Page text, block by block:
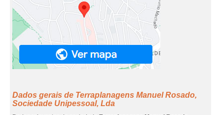
Dados gerais de Terraplanagens Manuel Rosado,
Sociedade Unipessoal, Lda